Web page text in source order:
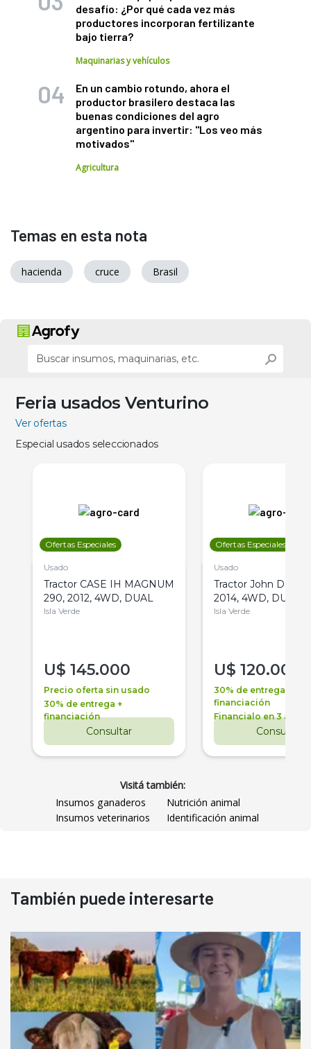
desafío: ¿Por qué cada vez más
productores incorporan fertilizante
bajo tierra?
Maquinarias y vehículos
En un cambio rotundo, ahora el
productor brasilero destaca las
buenas condiciones del agro
argentino para invertir: "Los veo más
motivados"
Agricultura
Temas en esta nota
hacienda cruce Brasil
Feria usados Venturino
Ver ofertas
Especial usados seleccionados
Ofertas Especiales
Usado
Tractor CASE IH MAGNUM
290, 2012, 4WD, DUAL
Isla Verde
U$ 145.000
Precio oferta sin usado
30% de entrega +
financiación
Consultar
Ofertas Especiales
Usado
Tractor John Deere
2014, 4WD, DUAL
Isla Verde
U$ 120.000
30% de entrega +
financiación
Financialo en 3 años
Consultar
Visitá también:
Insumos ganaderos
Nutrición animal
Insumos veterinarios
Identificación animal
También puede interesarte